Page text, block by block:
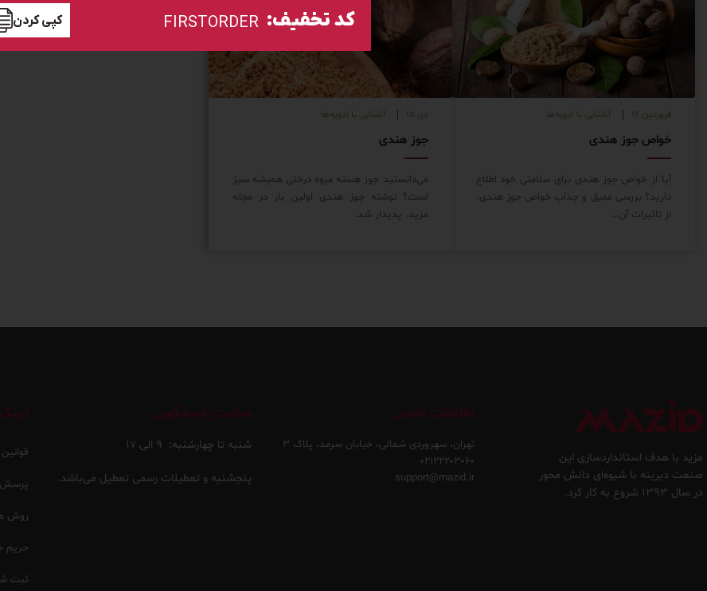
فروردین ۱۶ آشنایی با ادویه‌ها
خواص جوز هندی
آیا از خواص جوز هندی برای سلامتی خود اطلاع
دارید؟ بررسی عمیق و جذاب خواص جوز هندی،
از تاثیرات آن…
دی ۱۵ آشنایی با ادویه‌ها
جوز هندی
می‌دانستید جوز هسته میوه درختی همیشه سبز
است؟ نوشته جوز هندی اولین بار در مجله
مزید. پدیدار شد.
مزید با هدف استانداردسازی این
صنعت دیرینه با شیوه‌ای دانش محور
در سال ۱۳۹۳ شروع به کار کرد.
اطلاعات تماس
تهران، سهروردی شمالی، خیابان سرمد، پلاک ۳
۰۲۱۲۲۲۰۳۰۶۰
support@mazid.ir
ساعت پاسخگویی
شنبه تا چهارشنبه: ۹ الی ۱۷
پنجشنبه و تعطیلات رسمی تعطیل می‌باشد. پرسش
روش
حریم
ثبت
کد تخفیف: FIRSTORDER کپی کردن